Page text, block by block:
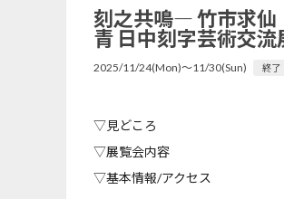
刻之共鳴― 竹市求仙
青 日中刻字芸術交流
2025/11/24(Mon)〜11/30(Sun) 終了
▽見どころ
▽展覧会内容
▽基本情報/アクセス